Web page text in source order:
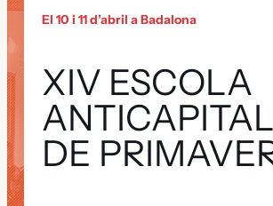
El 10 i 11 d’abril a Badalona
XIV ESCOLA
DE